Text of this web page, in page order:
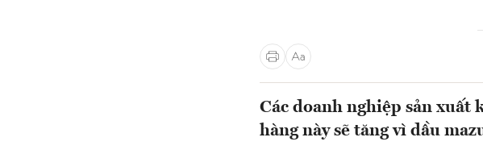
Các doanh nghiệp sản xuất
hàng này sẽ tăng vì dầu